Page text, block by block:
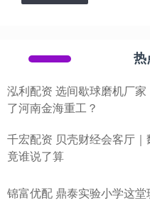
热
泓利配资 选间歇球磨机厂
了河南金海重工？
千宏配资 贝壳财经会客厅
竟谁说了算
锦富优配 鼎泰实验小学这